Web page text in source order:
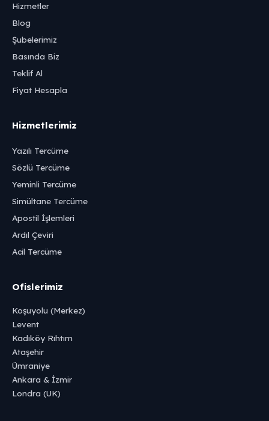
Hizmetler
Blog
Şubelerimiz
Basında Biz
Teklif Al
Fiyat Hesapla
Hizmetlerimiz
Yazılı Tercüme
Sözlü Tercüme
Yeminli Tercüme
Simültane Tercüme
Apostil İşlemleri
Ardıl Çeviri
Acil Tercüme
Ofislerimiz
Koşuyolu (Merkez)
Levent
Kadıköy Rıhtım
Ataşehir
Ümraniye
Ankara & İzmir
Londra (UK)